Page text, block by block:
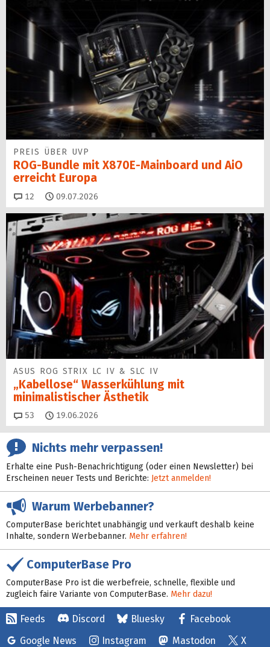
PREIS ÜBER UVP
ROG-Bundle mit X870E-Mainboard und AiO
erreicht Europa
12 Kommentare
09.07.2026
ASUS ROG STRIX LC IV & SLC IV
„Kabellose“ Wasserkühlung mit
minimalistischer Ästhetik
53 Kommentare
19.06.2026
Nichts mehr verpassen!
Erhalte eine Push-Benachrichtigung (oder einen Newsletter) bei
Erscheinen neuer Tests und Berichte: Jetzt anmelden!
Warum Werbebanner?
ComputerBase berichtet unabhängig und verkauft deshalb keine
Inhalte, sondern Werbebanner. Mehr erfahren!
ComputerBase Pro
ComputerBase Pro ist die werbefreie, schnelle, flexible und
zugleich faire Variante von ComputerBase. Mehr dazu!
Feeds Discord Bluesky
Facebook
Google News
Instagram Mastodon X